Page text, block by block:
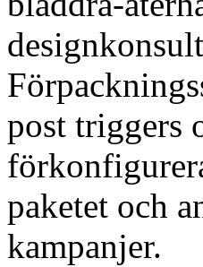
post triggers
paketet och
kampanjer.